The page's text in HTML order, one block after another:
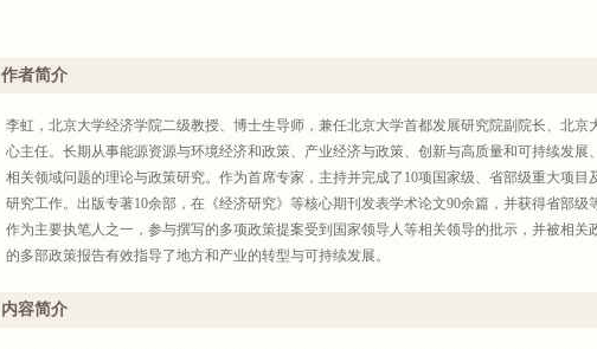
作者简介
李虹，北京大学经济学院二级教授、博士生导师，兼任北京大学首都发展研究院副院长、北京
心主任。长期从事能源资源与环境经济和政策、产业经济与政策、创新与高质量和可持续发展
相关领域问题的理论与政策研究。作为首席专家，主持并完成了10项国家级、省部级重大项目
研究工作。出版专著10余部，在《经济研究》等核心期刊发表学术论文90余篇，并获得省部级
作为主要执笔人之一，参与撰写的多项政策提案受到国家领导人等相关领导的批示，并被相关
的多部政策报告有效指导了地方和产业的转型与可持续发展。
内容简介